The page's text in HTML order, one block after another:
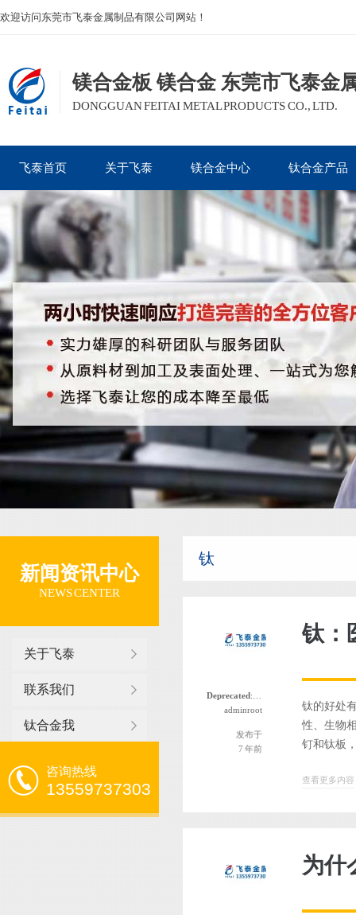
欢迎访问东莞市飞泰金属制品有限公司网站！
镁合金板 镁合金 东莞市飞泰金
DONGGUAN FEITAI METAL PRODUCTS CO., LTD.
飞泰首页 关于飞泰 镁合金中心 钛合金产品
新闻资讯中心
NEWS CENTER
关于飞泰
联系我们
钛合金我
咨询热线
13559737303
钛
Deprecated : 函数 the_author_nickname 自版本 2.8.0 起已
adminroot
发布于
7 年前
钛：
钛的好处
性、生物
钉和钛板
查看更多内容
为什